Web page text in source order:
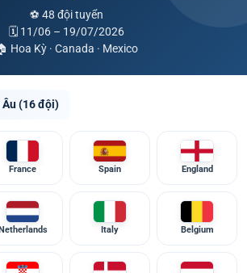
⚽ 48 đội tuyển
🗓 11/06 – 19/07/2026
Hoa Kỳ · Canada · Mexico
(16 đội)
France Spain England
Italy Belgium